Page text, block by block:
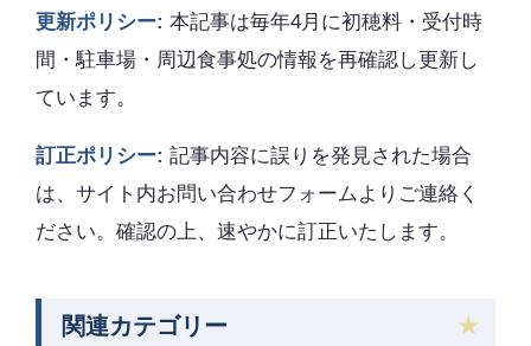
更新ポリシー: 本記事は毎年4月に初穂料・受付時
間・駐車場・周辺食事処の情報を再確認し更新し
ています。
訂正ポリシー: 記事内容に誤りを発見された場合
は、サイト内お問い合わせフォームよりご連絡く
ださい。確認の上、速やかに訂正いたします。
関連カテゴリー